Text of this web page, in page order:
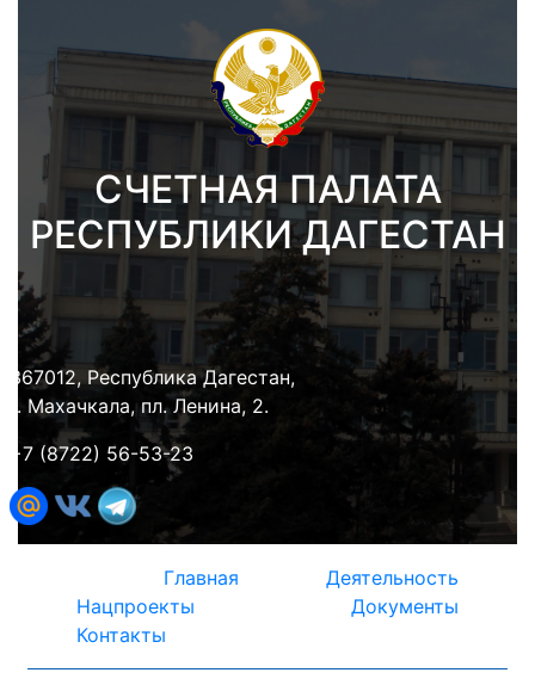
СЧЕТНАЯ ПАЛАТА
РЕСПУБЛИКИ ДАГЕСТАН
367012, Республика Дагестан,
г. Махачкала, пл. Ленина, 2.
+7 (8722) 56-53-23
Главная
Деятельность
Нацпроекты
Документы
Контакты